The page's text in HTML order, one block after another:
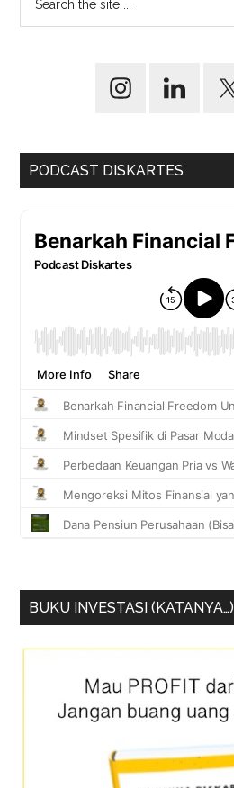
PODCAST DISKARTES
BUKU INVESTASI (KATANYA…)